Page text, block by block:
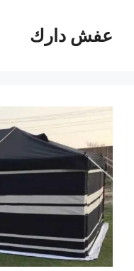
المحتوىعفش دارك